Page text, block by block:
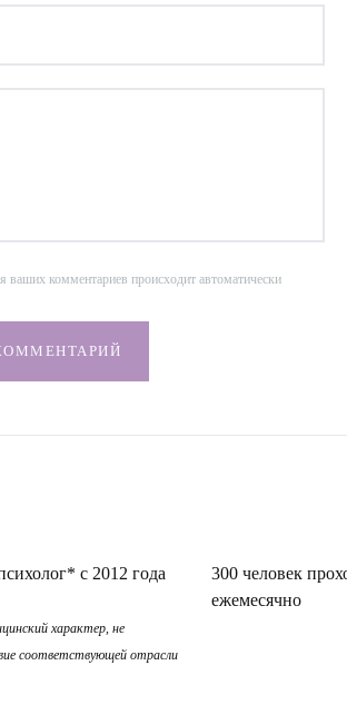
ваших комментариев происходит автоматически
с 2012 года
характер, не
соответствующей отрасли
300 человек
ежемесячно